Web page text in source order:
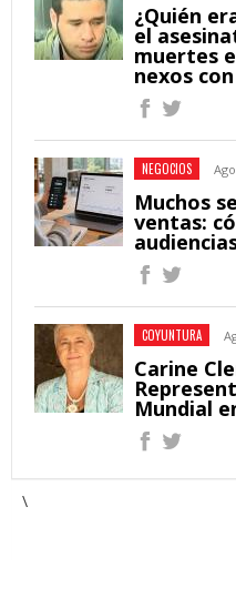
¿Quién
el
muertes
nexos
NEGOCIOS
Muchos
ventas:
COYUNTURA
Carine
Mundial
\